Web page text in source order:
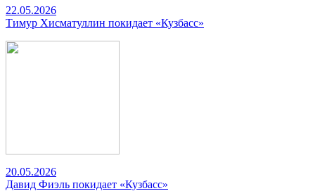
22.05.2026
Тимур Хисматуллин покидает «Кузбасс»
20.05.2026
Давид Фиэль покидает «Кузбасс»